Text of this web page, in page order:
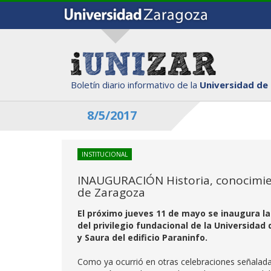
Boletín diario informativo de la Universidad
8/5/2017
INSTITUCIONAL
INAUGURACIÓN Historia,
de Zaragoza
El próximo jueves 11 de mayo se inaugura
del privilegio fundacional de la Universidad
y Saura del edificio Paraninfo.
Como ya ocurrió en otras celebraciones